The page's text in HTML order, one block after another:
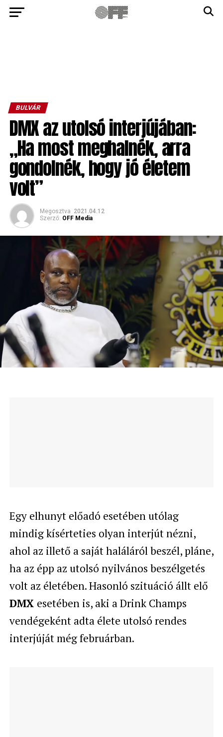
BULVÁR
DMX az utolsó interjújában:
„Ha most meghalnék, arra
gondolnék, hogy jó életem
volt”
Megosztva 2021.04.12
Szerző: OFF Media
Egy elhunyt előadó esetében utólag
mindig kísérteties olyan interjút nézni,
ahol az illető a saját haláláról beszél, pláne,
ha az épp az utolsó nyilvános beszélgetés
volt az életében. Hasonló szituáció állt elő
DMX esetében is, aki a Drink Champs
vendégeként adta élete utolsó rendes
interjúját még februárban.